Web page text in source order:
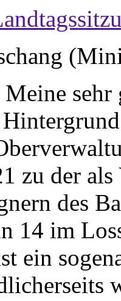
sehr
zu der
des
14 im
ein